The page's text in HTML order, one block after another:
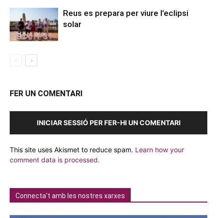
Reus es prepara per viure l’eclipsi
solar
FER UN COMENTARI
INICIAR SESSIÓ PER FER-HI UN COMENTARI
This site uses Akismet to reduce spam. Learn how your
comment data is processed.
Connecta't amb les nostres xarxes